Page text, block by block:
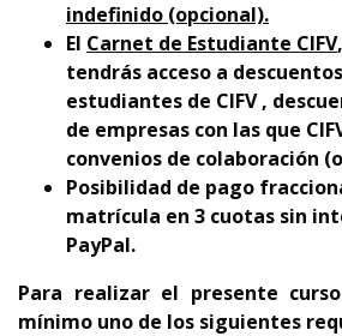
indefinido (opcional).
El Carnet de Estudiante CIFV
tendrás acceso a
estudiantes de CIFV ,
de empresas con las que
convenios de colaboración
Posibilidad de pago
matrícula en 3 cuotas sin
PayPal.
Para realizar el presente
mínimo uno de los siguientes